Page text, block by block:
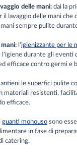
delle mani: dai la
lavaggio delle mani che
sempre pulite
l'igienizzante per le
l'igiene durante gli eventi
efficace contro germi e
le superfici pulite
materiali resistenti,
efficace.
i guanti monouso sono
in fase di
catering.